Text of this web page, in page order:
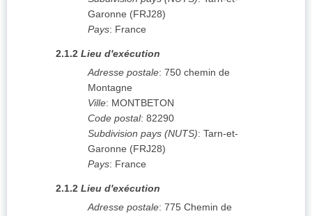
Garonne (FRJ28)
Pays: France
2.1.2 Lieu d'exécution
Adresse postale: 750 chemin de
Montagne
Ville: MONTBETON
Code postal: 82290
Subdivision pays (NUTS): Tarn-et-
Garonne (FRJ28)
Pays: France
2.1.2 Lieu d'exécution
Adresse postale: 775 Chemin de